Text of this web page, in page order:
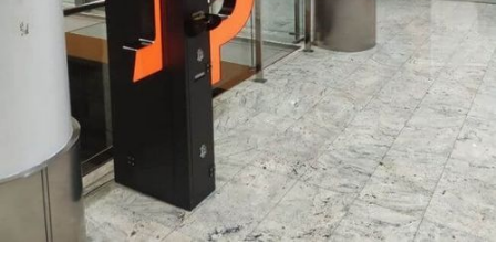
+380734627174
Bitcoin ATM - Купить Криптовалюту -
Shitcoins.club
вул.Зодчих, 2 Вінниця Вінницька область,
Україна 21000
Години роботи: Понеділок-п’ятниця - 9:00 –
20:00 Неділя - 9:00 – 18:00
+380 974334473
Bitcoin ATM - Купить Криптовалюту -
Shitcoins.club